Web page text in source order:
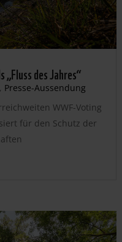
des Jahres“
, Presse-Aussendung
WWF-Voting
für den Schutz der